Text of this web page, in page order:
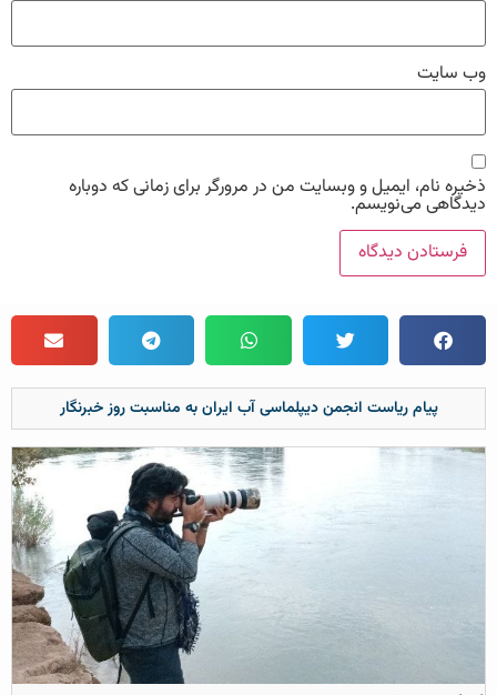
وب‌ سایت
ذخیره نام، ایمیل و وبسایت من در مرورگر برای زمانی که دوباره
دیدگاهی می‌نویسم.
پیام ریاست انجمن دیپلماسی آب ایران به مناسبت روز خبرنگار